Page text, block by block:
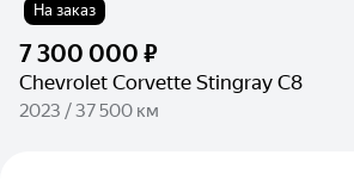
На заказ
7 300 000 ₽
Chevrolet Corvette Stingray C8
2023 / 37 500 км